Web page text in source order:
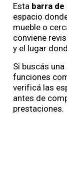
Esta barra de
espacio
mueble o
conviene
y el lugar
Si buscás una
funciones
verificá las
antes de
prestaciones.